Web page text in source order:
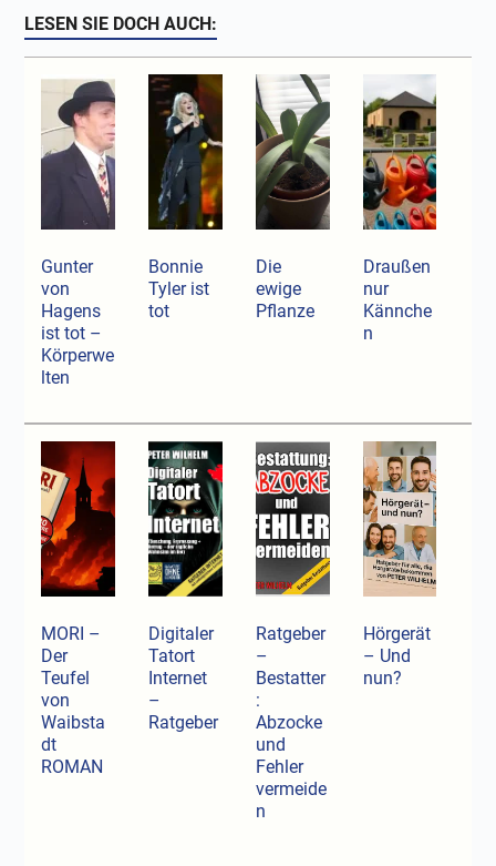
LESEN SIE DOCH AUCH:
Gunter
von
Hagens
ist tot –
Körperwe
lten
Bonnie
Tyler ist
tot
Die
ewige
Pflanze
Draußen
nur
Kännche
n
MORI –
Der
Teufel
von
Waibsta
dt
ROMAN
Digitaler
Tatort
Internet
–
Ratgeber
Ratgeber
–
Bestatter
:
Abzocke
und
Fehler
vermeide
n
Hörgerät
– Und
nun?